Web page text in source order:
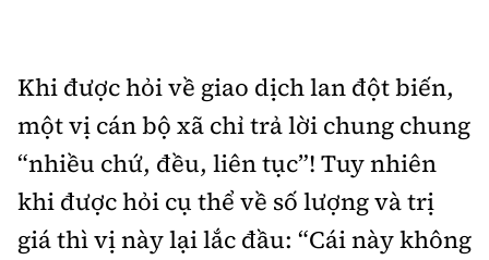
Khi được hỏi về giao dịch lan đột biến,
một vị cán bộ xã chỉ trả lời chung chung
“nhiều chứ, đều, liên tục”! Tuy nhiên
khi được hỏi cụ thể về số lượng và trị
giá thì vị này lại lắc đầu: “Cái này không